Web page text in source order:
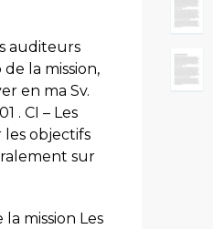
auditeurs
la mission,
en ma Sv.
. CI – Les
objectifs
sur
mission Les